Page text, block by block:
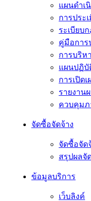
แผนดำเ
การประ
ระเบียบ
คู่มือการ
การบริห
แผนปฏิบั
การเปิด
รายงาน
ควบคุมภ
จัดซื้อจัดจ้าง
จัดซื้อจัด
สรุปผลจั
ข้อมูลบริการ
เว็บลิงค์